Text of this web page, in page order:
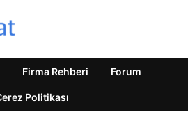
Firma Rehberi Forum
Politikası